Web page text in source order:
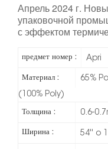
Апрель 2024 г.
упаковочной
с эффектом
предмет номер : Apri
Материал :
65%
(100% Poly)
Толщина : 0.6-
Ширина : 54'' o